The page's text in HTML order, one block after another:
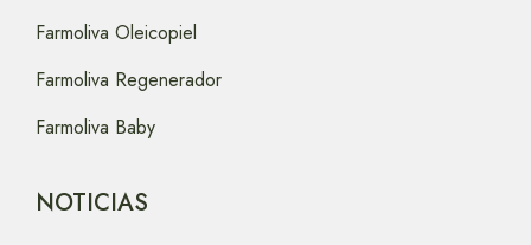
Farmoliva Oleicopiel
Farmoliva Regenerador
Farmoliva Baby
NOTICIAS